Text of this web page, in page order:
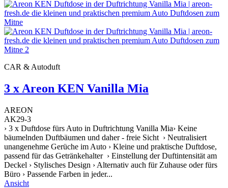
CAR & Autoduft
3 x Areon KEN Vanilla Mia
AREON
AK29-3
› 3 x Duftdose fürs Auto in Duftrichtung Vanilla Mia› Keine
bäumelnden Duftbäumen und daher - freie Sicht › Neutralisiert
unangenehme Gerüche im Auto › Kleine und praktische Duftdose,
passend für das Getränkehalter › Einstellung der Duftintensität am
Deckel › Stylisches Design › Alternativ auch für Zuhause oder fürs
Büro › Passende Farben in jeder...
Ansicht